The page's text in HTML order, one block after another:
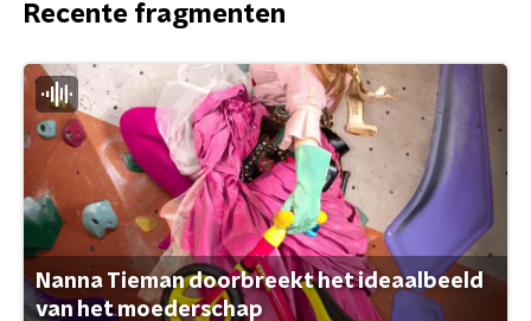
Recente fragmenten
Nanna Tieman doorbreekt het ideaalbeeld
van het moederschap